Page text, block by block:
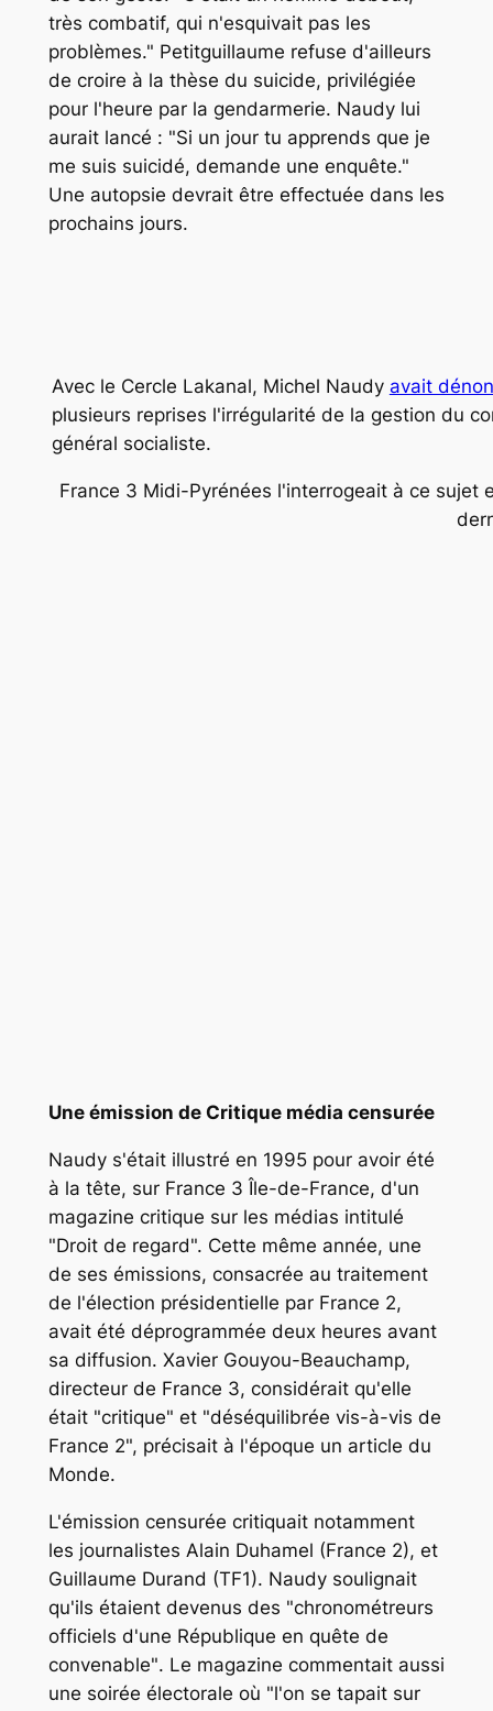
très combatif, qui n'esquivait pas les
problèmes." Petitguillaume refuse d'ailleurs
de croire à la thèse du suicide, privilégiée
pour l'heure par la gendarmerie. Naudy lui
aurait lancé : "Si un jour tu apprends que je
me suis suicidé, demande une enquête."
Une autopsie devrait être effectuée dans les
prochains jours.
Avec le Cercle Lakanal, Michel Naudy avait
plusieurs reprises l'irrégularité de la gestion du
général socialiste.
France 3 Midi-Pyrénées l'interrogeait à ce sujet
Une émission de Critique média censurée
Naudy s'était illustré en 1995 pour avoir été
à la tête, sur France 3 Île-de-France, d'un
magazine critique sur les médias intitulé
"Droit de regard". Cette même année, une
de ses émissions, consacrée au traitement
de l'élection présidentielle par France 2,
avait été déprogrammée deux heures avant
sa diffusion. Xavier Gouyou-Beauchamp,
directeur de France 3, considérait qu'elle
était "critique" et "déséquilibrée vis-à-vis de
France 2", précisait à l'époque un article du
Monde.
L'émission censurée critiquait notamment
les journalistes Alain Duhamel (France 2), et
Guillaume Durand (TF1). Naudy soulignait
qu'ils étaient devenus des "chronométreurs
officiels d'une République en quête de
convenable". Le magazine commentait aussi
une soirée électorale où "l'on se tapait sur